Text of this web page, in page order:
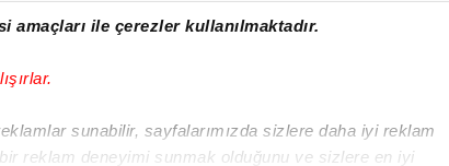
ile çerezler kullanılmaktadır.
sunabilir, sayfalarımızda sizlere daha iyi reklam
reklam deneyimi sunmak olduğunu ve sizlere en iyi
haber